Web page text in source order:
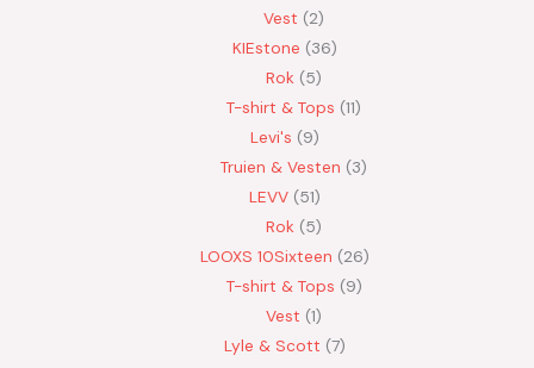
Vest
2
KIEstone
36
Rok 5
T-shirt & Tops 11
Levi's
9
Truien & Vesten
3
LEVV 51
Rok 5
LOOXS 10Sixteen
26
T-shirt & Tops 9
Vest 1
Lyle & Scott 7